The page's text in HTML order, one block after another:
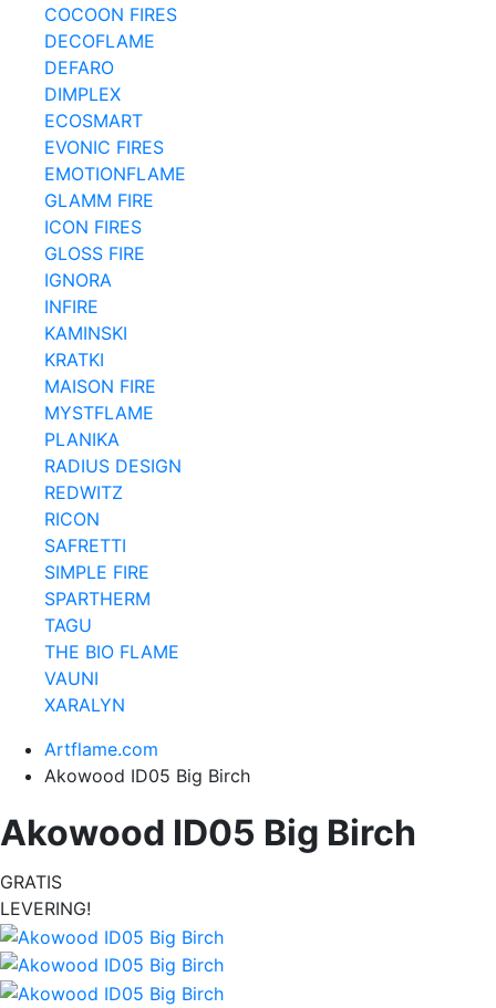
COCOON FIRES
DECOFLAME
DEFARO
DIMPLEX
ECOSMART
EVONIC FIRES
EMOTIONFLAME
GLAMM FIRE
ICON FIRES
GLOSS FIRE
IGNORA
INFIRE
KAMINSKI
KRATKI
MAISON FIRE
MYSTFLAME
PLANIKA
RADIUS DESIGN
REDWITZ
RICON
SAFRETTI
SIMPLE FIRE
SPARTHERM
TAGU
THE BIO FLAME
VAUNI
XARALYN
Artflame.com
Akowood ID05 Big Birch
Akowood ID05 Big Birch
GRATIS
LEVERING!